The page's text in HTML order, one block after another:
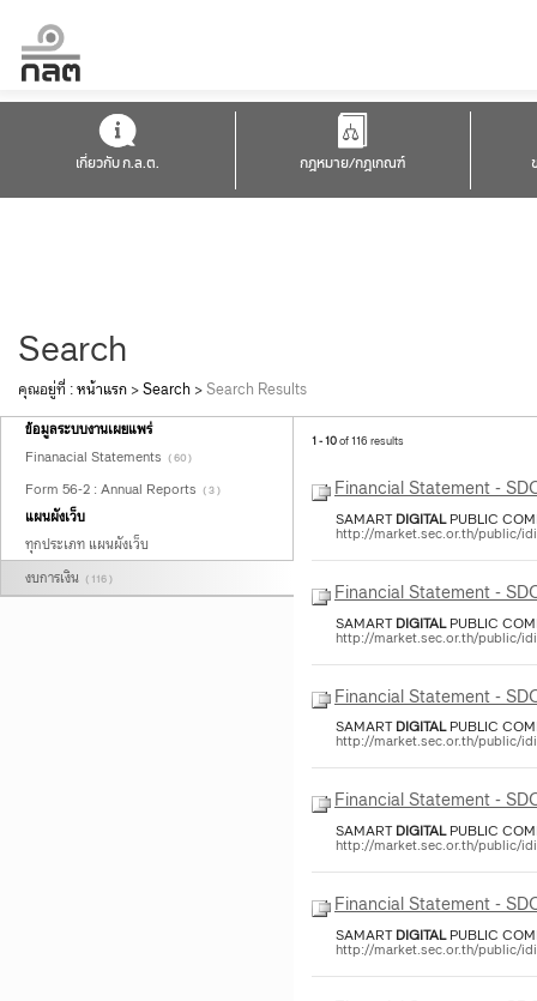
เกี่ยวกับ ก.ล.ต. กฎหมาย/กฎเกณฑ์
Search
คุณอยู่ที่ :หน้าแรก >Search >Search Results
ข้อมูลระบบงานเผยแพร่
Finanacial Statements ( 60 )
Form 56-2 : Annual Reports ( 3 )
แผนผังเว็บ
ทุกประเภท แผนผังเว็บ
งบการเงิน ( 116 )
1 - 10of 116 results
Financial Statement -
SAMARTDIGITALPUBLIC
http://market.sec.or.th/public/
Financial Statement -
SAMARTDIGITALPUBLIC
http://market.sec.or.th/public/
Financial Statement -
SAMARTDIGITALPUBLIC
http://market.sec.or.th/public/
Financial Statement -
SAMARTDIGITALPUBLIC
http://market.sec.or.th/public/
Financial Statement -
SAMARTDIGITALPUBLIC
http://market.sec.or.th/public/